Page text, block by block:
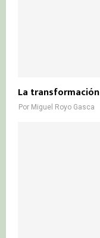
La
Por Miguel Royo Gasca